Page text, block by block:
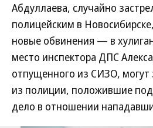
Абдуллаева, случайно
полицейским в
новые обвинения — в
место инспектора ДПС
отпущенного из СИЗО, могут
из полиции, положившие под
дело в отношении